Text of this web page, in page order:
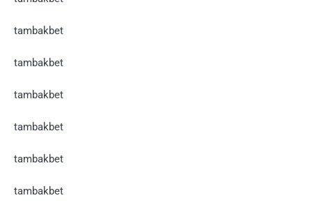
tambakbet
tambakbet
tambakbet
tambakbet
tambakbet
tambakbet